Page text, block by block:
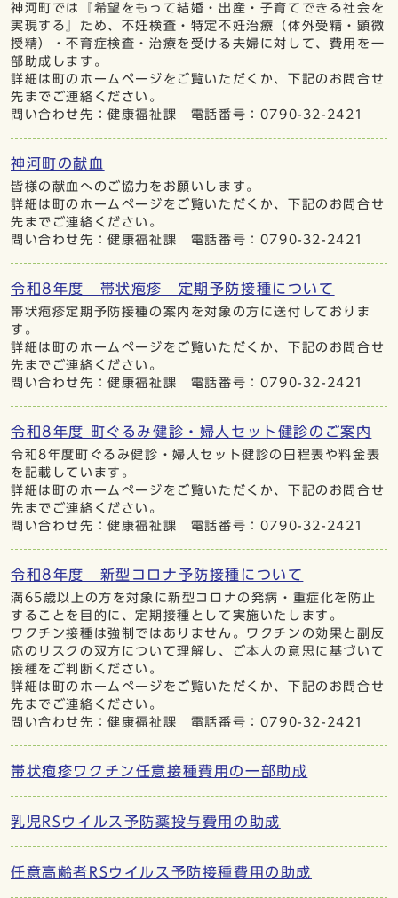
神河町では『希望をもって結婚・出産・子育てできる社会を
実現する』ため、不妊検査・特定不妊治療（体外受精・顕微
授精）・不育症検査・治療を受ける夫婦に対して、費用を一
部助成します。
詳細は町のホームページをご覧いただくか、下記のお問合せ
先までご連絡ください。
問い合わせ先：健康福祉課 電話番号：0790-32-2421
神河町の献血
皆様の献血へのご協力をお願いします。
詳細は町のホームページをご覧いただくか、下記のお問合せ
先までご連絡ください。
問い合わせ先：健康福祉課 電話番号：0790-32-2421
令和8年度 帯状疱疹 定期予防接種について
帯状疱疹定期予防接種の案内を対象の方に送付しておりま
す。
詳細は町のホームページをご覧いただくか、下記のお問合せ
先までご連絡ください。
問い合わせ先：健康福祉課 電話番号：0790-32-2421
令和8年度 町ぐるみ健診・婦人セット健診のご案内
令和8年度町ぐるみ健診・婦人セット健診の日程表や料金表
を記載しています。
詳細は町のホームぺージをご覧いただくか、下記のお問合せ
先までご連絡ください。
問い合わせ先：健康福祉課 電話番号：0790-32-2421
令和8年度 新型コロナ予防接種について
満65歳以上の方を対象に新型コロナの発病・重症化を防止
することを目的に、定期接種として実施いたします。
ワクチン接種は強制ではありません。ワクチンの効果と副反
応のリスクの双方について理解し、ご本人の意思に基づいて
接種をご判断ください。
詳細は町のホームぺージをご覧いただくか、下記のお問合せ
先までご連絡ください。
問い合わせ先：健康福祉課 電話番号：0790-32-2421
帯状疱疹ワクチン任意接種費用の一部助成
乳児RSウイルス予防薬投与費用の助成
任意高齢者RSウイルス予防接種費用の助成